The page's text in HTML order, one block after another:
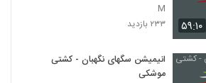
۵۹:۱۰
M
۲۳۳ بازدید
انیمیشن سگهای نگهبان - کشتی
موشکی